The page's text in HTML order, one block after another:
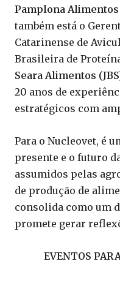
Pamplona Alimentos
também está o
Catarinense de
Brasileira de
Seara Alimentos
20 anos de
estratégicos com
Para o Nucleovet, é
presente e o futuro
assumidos pelas
de produção de
consolida como um
promete gerar
EVENTOS